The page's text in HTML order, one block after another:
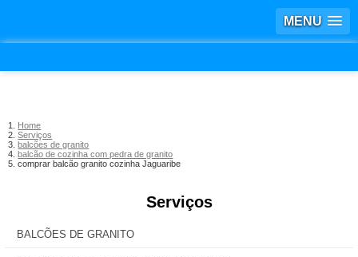
MENU
Home
Serviços
balcões de granito
balcão de cozinha com pedra de granito
comprar balcão granito cozinha Jaguaribe
Serviços
BALCÕES DE GRANITO